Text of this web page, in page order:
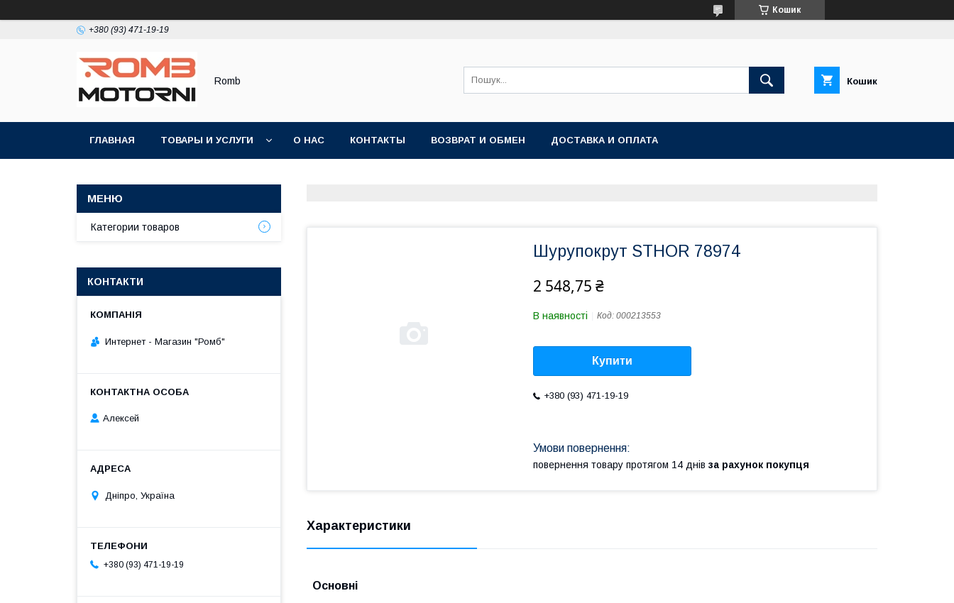
Кошик
+380 (93) 471-19-19
Romb Кошик
ГЛАВНАЯ ТОВАРЫ И УСЛУГИ О НАС КОНТАКТЫ ВОЗВРАТ И ОБМЕН ДОСТАВКА И ОПЛАТА
Шурупокрут STHOR 78974
2 548,75 ₴
В наявності Код: 000213553
Купити
+380 (93) 471-19-19
повернення товару протягом 14 днів за рахунок покупця
Характеристики
Основні
Категории товаров
КОНТАКТИ
Интернет - Магазин "Ромб"
Алексей
Дніпро, Україна
+380 (93) 471-19-19